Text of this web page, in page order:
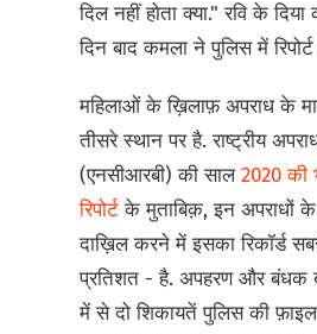
दिल नहीं होता क्या." रवि के
दिन बाद कमला ने पुलिस में
महिलाओं के ख़िलाफ़ अपराध के
तीसरे स्थान पर है. राष्ट्रीय अपराध
(एनसीआरबी) की साल2020 की
रिपोर्टके मुताबिक़, इन अपराधों
दाख़िल करने में इसका रिकॉर्ड
प्रतिशत - है. अपहरण और बंधक
में से दो शिकायतें पुलिस की